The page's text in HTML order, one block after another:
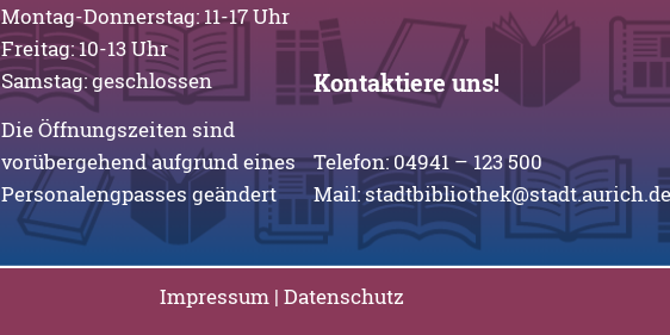
Montag-Donnerstag: 11-17 Uhr
Freitag: 10-13 Uhr
Samstag: geschlossen
Die Öffnungszeiten sind
vorübergehend aufgrund eines
Personalengpasses geändert
Kontaktiere uns!
Telefon:04941 – 123 500
Mail:
Impressum| Datenschutz